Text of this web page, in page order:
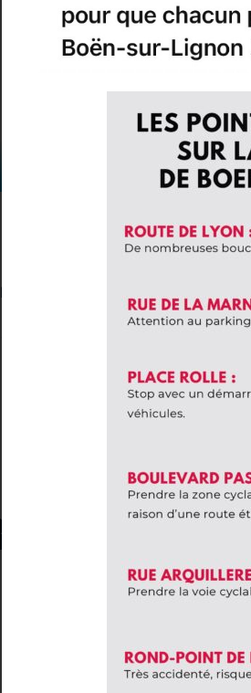
CAMPAGNE
ou au collège de
et ses camarades
Présentation du conseil
Réglement du conseil
: du 9